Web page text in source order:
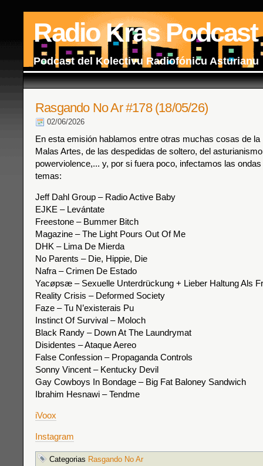
Radio Kras Podcast
Podcast del Kolectivu Radiofónicu Asturianu
Rasgando No Ar #178 (18/05/26)
02/06/2026
En esta emisión hablamos entre otras muchas cosas de la
Malas Artes, de las despedidas de soltero, del
powerviolence,... y, por si fuera poco, infectamos las
temas:
Jeff Dahl Group – Radio Active Baby
EJKE – Levántate
Freestone – Bummer Bitch
Magazine – The Light Pours Out Of Me
DHK – Lima De Mierda
No Parents – Die, Hippie, Die
Nafra – Crimen De Estado
Yacøpsæ – Sexuelle Unterdrückung + Lieber Haltung Als
Reality Crisis – Deformed Society
Faze – Tu N’existerais Pu
Instinct Of Survival – Moloch
Black Randy – Down At The Laundrymat
Disidentes – Ataque Aereo
False Confession – Propaganda Controls
Sonny Vincent – Kentucky Devil
Gay Cowboys In Bondage – Big Fat Baloney Sandwich
Ibrahim Hesnawi – Tendme
iVoox
Instagram
Categorias Rasgando No Ar